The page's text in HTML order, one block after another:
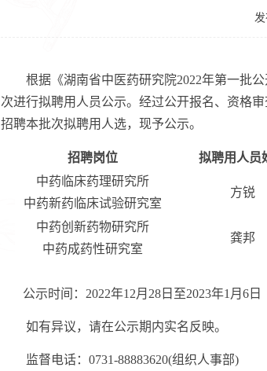
发
根据《湖南省中医药研究院2022年第一批公
次进行拟聘用人员公示。经过公开报名、资格
招聘本批次拟聘用人选，现予公示。
招聘岗位 拟聘用人员
中药临床药理研究所
中药新药临床试验研究室
方锐
中药创新药物研究所
中药成药性研究室
龚邦
公示时间：2022年12月28日至2023年1月6日
如有异议，请在公示期内实名反映。
监督电话：0731-88883620(组织人事部)